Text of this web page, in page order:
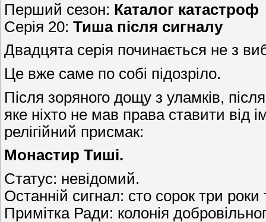
Перший сезон: Каталог катастроф
Серія 20: Тиша після сигналу
Двадцята серія починається не з
Це вже саме по собі підозріло.
Після зоряного дощу з уламків,
яке ніхто не мав права ставити від
релігійний присмак:
Монастир Тиші.
Статус: невідомий.
Останній сигнал: сто сорок три роки
Примітка Ради: колонія